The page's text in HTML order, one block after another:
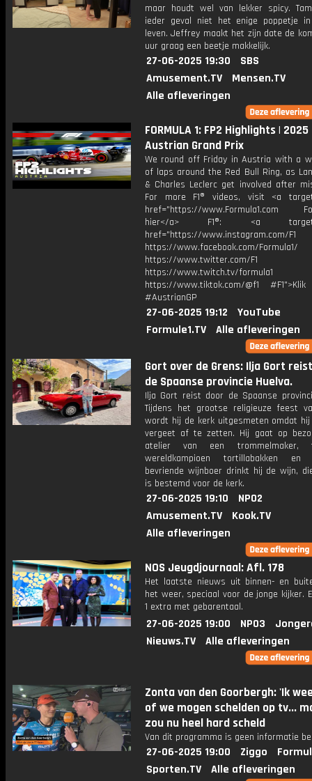
maar houdt wel van lekker spicy.
ieder geval niet het enige poppetje
leven. Jeffrey maakt het zijn date de
uur graag een beetje makkelijk.
27-06-2025 19:30
SBS
Amusement.TV
Mensen.TV
Alle afleveringen
FORMULA 1: FP2 Highlights | 2025
Austrian Grand Prix
We round off Friday in Austria with a
of laps around the Red Bull Ring, as
& Charles Leclerc get involved after
For more F1® videos, visit <a
href="https://www.Formula1.com
hier</a> F1®: <a
href="https://www.instagram.com/F1
https://www.facebook.com/Formula1/
https://www.twitter.com/F1
https://www.twitch.tv/formula1
https://www.tiktok.com/@f1
#AustrianGP
27-06-2025 19:12
YouTube
Formule1.TV
Alle afleveringen
Gort over de Grens: Ilja Gort
de Spaanse provincie Huelva.
Ilja Gort reist door de Spaanse
Tijdens het grootse religieuze feest
wordt hij de kerk uitgesmeten omdat
vergeet af te zetten. Hij gaat op
atelier van een
wereldkampioen tortillabakken
bevriende wijnboer drinkt hij de wijn,
is bestemd voor de kerk.
27-06-2025 19:10
NPO2
Amusement.TV
Kook.TV
Alle afleveringen
NOS Jeugdjournaal: Afl. 178
Het laatste nieuws uit binnen- en
het weer, speciaal voor de jonge kijker.
1 extra met gebarentaal.
27-06-2025 19:00 NPO3
Nieuws.TV
Alle afleveringen
Zonta van den Goorbergh: 'Ik
of we mogen schelden op tv...
zou nu heel hard scheld
Van dit programma is geen informatie
27-06-2025 19:00 Ziggo
Sporten.TV
Alle afleveringen